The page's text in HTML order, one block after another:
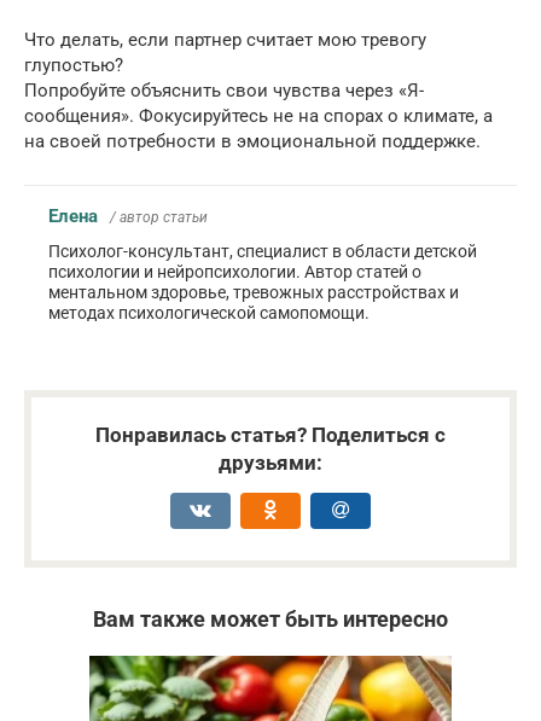
Что делать, если партнер считает мою тревогу
глупостью?
Попробуйте объяснить свои чувства через «Я-
сообщения». Фокусируйтесь не на спорах о климате, а
на своей потребности в эмоциональной поддержке.
Елена / автор статьи
Психолог-консультант, специалист в области детской
психологии и нейропсихологии. Автор статей о
ментальном здоровье, тревожных расстройствах и
методах психологической самопомощи.
Понравилась статья? Поделиться с
друзьями:
Вам также может быть интересно